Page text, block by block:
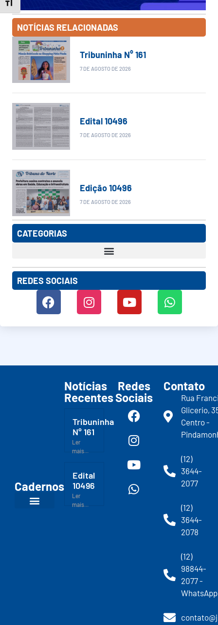
Toggle Font size
NOTÍCIAS RELACIONADAS
Tribuninha N° 161
7 DE AGOSTO DE 2026
Edital 10496
7 DE AGOSTO DE 2026
Edição 10496
7 DE AGOSTO DE 2026
CATEGORIAS
REDES SOCIAIS
Cadernos
Notícias
Recentes
Tribuninha
N° 161
Ler
mais...
Edital
10496
Ler
mais...
Redes
Sociais
Contato
Rua
Glicerio,
Centro -
(12)
3644-
2077
(12)
3644-
2078
(12)
98844-
2077 -
WhatsApp